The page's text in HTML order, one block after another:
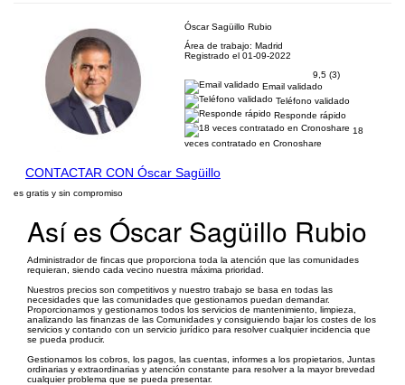
Óscar Sagüillo Rubio
Área de trabajo: Madrid
Registrado el 01-09-2022
9,5 (3)
Email validado
Teléfono validado
Responde rápido
18
veces contratado en Cronoshare
CONTACTAR CON Óscar Sagüillo
es gratis y sin compromiso
Así es Óscar Sagüillo Rubio
Administrador de fincas que proporciona toda la atención que las comunidades
requieran, siendo cada vecino nuestra máxima prioridad.
Nuestros precios son competitivos y nuestro trabajo se basa en todas las
necesidades que las comunidades que gestionamos puedan demandar.
Proporcionamos y gestionamos todos los servicios de mantenimiento, limpieza,
analizando las finanzas de las Comunidades y consiguiendo bajar los costes de los
servicios y contando con un servicio jurídico para resolver cualquier incidencia que
se pueda producir.
Gestionamos los cobros, los pagos, las cuentas, informes a los propietarios, Juntas
ordinarias y extraordinarias y atención constante para resolver a la mayor brevedad
cualquier problema que se pueda presentar.